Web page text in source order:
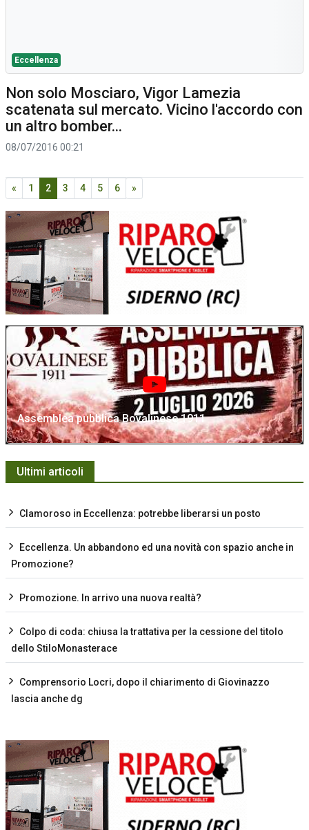
Eccellenza
Non solo Mosciaro, Vigor Lamezia
scatenata sul mercato. Vicino l'accordo con
un altro bomber...
08/07/2016 00:21
« 1 2 3 4 5 6 »
Assemblea pubblica Bovalinese 1911
Ultimi articoli
Clamoroso in Eccellenza: potrebbe liberarsi un posto
Eccellenza. Un abbandono ed una novità con spazio anche in
Promozione?
Promozione. In arrivo una nuova realtà?
Colpo di coda: chiusa la trattativa per la cessione del titolo
dello StiloMonasterace
Comprensorio Locri, dopo il chiarimento di Giovinazzo
lascia anche dg